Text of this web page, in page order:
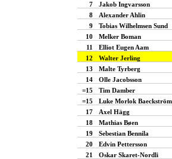
7
Jakob Ingvarsson
8
Alexander Ahlin
9
Tobias Wilhelmsen Sund
10
Melker Boman
11
Elliot Eugen Aam
12
Walter Jerling
13
Malte Tyrberg
14
Olle Jacobsson
=15
Tim Damber
=15
Luke Morlok Baeckström
17
Axel Hägg
18
Mathias Bøen
19
Sebestian Bennila
20
Edvin Pettersson
21
Oskar Skaret-Nordli